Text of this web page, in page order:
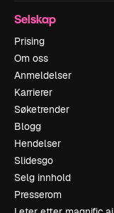
Selskap
Prising
Om oss
Anmeldelser
Karrierer
Søketrender
Blogg
Hendelser
Slidesgo
Selg innhold
Presserom